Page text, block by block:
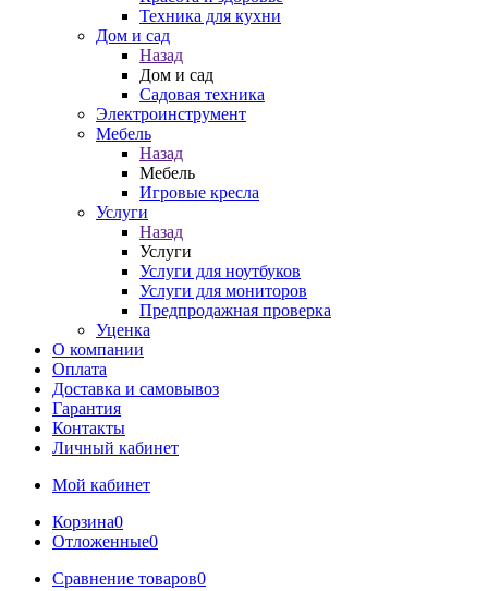
Техника для кухни
Дом и сад
Назад
Дом и сад
Садовая техника
Электроинструмент
Мебель
Назад
Мебель
Игровые кресла
Услуги
Назад
Услуги
Услуги для ноутбуков
Услуги для мониторов
Предпродажная проверка
Уценка
О компании
Оплата
Доставка и самовывоз
Гарантия
Контакты
Личный кабинет
Мой кабинет
Корзина0
Отложенные0
Сравнение товаров0